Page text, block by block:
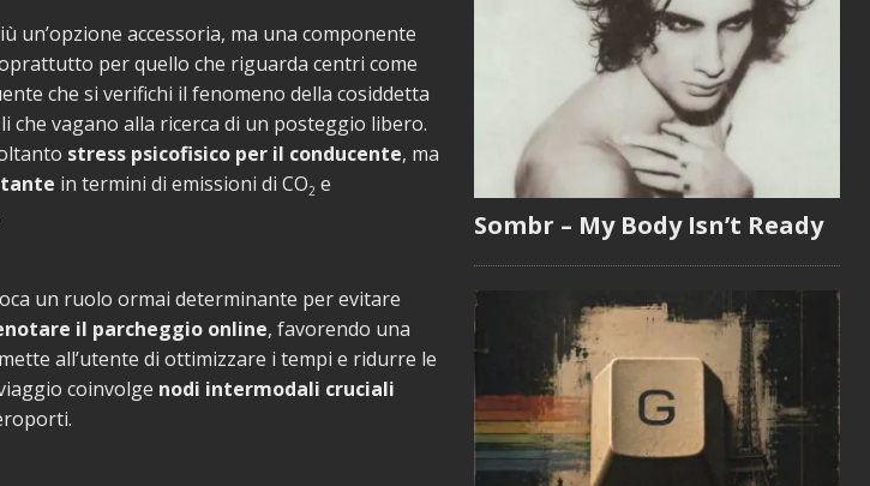
un’opzione accessoria, ma una componente
per quello che riguarda centri come
che si verifichi il fenomeno della cosiddetta
che vagano alla ricerca di un posteggio libero.
stress psicofisico per il conducente, ma
in termini di emissioni di CO2 e
un ruolo ormai determinante per evitare
il parcheggio online, favorendo una
all’utente di ottimizzare i tempi e ridurre le
coinvolge nodi intermodali cruciali
Sombr – My Body Isn’t Ready